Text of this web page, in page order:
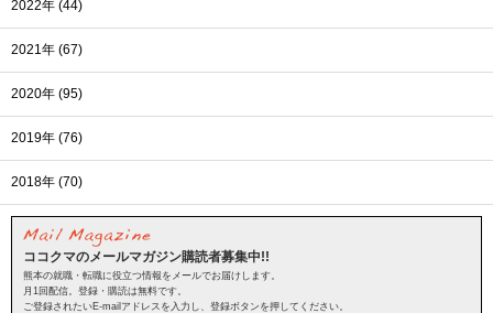
2022年 (44)
2021年 (67)
2020年 (95)
2019年 (76)
2018年 (70)
ココクマのメールマガジン購読者募集中!!
熊本の就職・転職に役立つ情報をメールでお届けします。
月1回配信。登録・購読は無料です。
ご登録されたいE-mailアドレスを入力し、登録ボタンを押してください。